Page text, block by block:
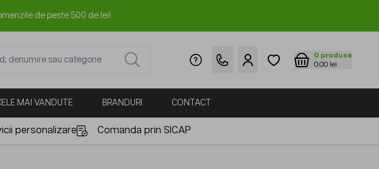
de peste 500 de lei!
0 produse
0.00 lei
MAI VANDUTE BRANDURI CONTACT
personalizare Comanda prin SICAP